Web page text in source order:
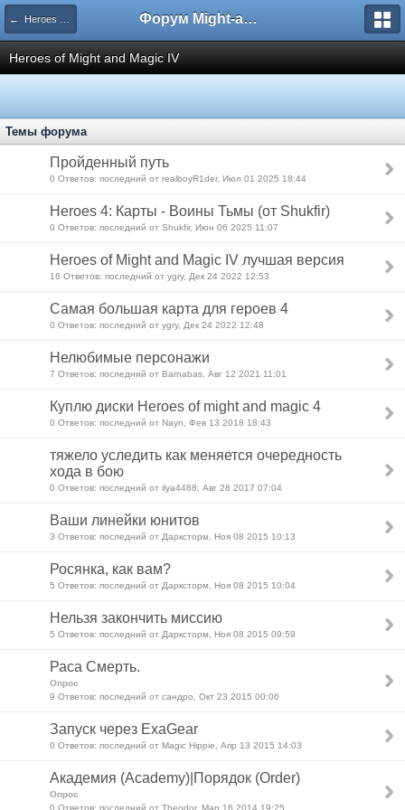
← Heroes of Might and Magic 0-VII | Герои Меча и Магии 0-7 Форум Might-and-Magic.ru
Heroes of Might and Magic IV
Темы форума
Пройденный путь
0 Ответов: последний от realboyR1der, Июл 01 2025 18:44
Heroes 4: Карты - Воины Тьмы (от Shukfir)
0 Ответов: последний от Shukfir, Июн 06 2025 11:07
Heroes of Might and Magic IV лучшая версия
16 Ответов: последний от ygry, Дек 24 2022 12:53
Самая большая карта для героев 4
0 Ответов: последний от ygry, Дек 24 2022 12:48
Нелюбимые персонажи
7 Ответов: последний от Barnabas, Авг 12 2021 11:01
Куплю диски Heroes of might and magic 4
0 Ответов: последний от Nayn, Фев 13 2018 18:43
тяжело уследить как меняется очередность
хода в бою
0 Ответов: последний от ilya4488, Авг 28 2017 07:04
Ваши линейки юнитов
3 Ответов: последний от Дарксторм, Ноя 08 2015 10:13
Росянка, как вам?
5 Ответов: последний от Дарксторм, Ноя 08 2015 10:04
Нельзя закончить миссию
5 Ответов: последний от Дарксторм, Ноя 08 2015 09:59
Раса Смерть.
Опрос
9 Ответов: последний от сандро, Окт 23 2015 00:06
Запуск через ExaGear
0 Ответов: последний от Magic Hippie, Апр 13 2015 14:03
Академия (Academy)|Порядок (Order)
Опрос
0 Ответов: последний от Theodor, Мар 16 2014 19:25